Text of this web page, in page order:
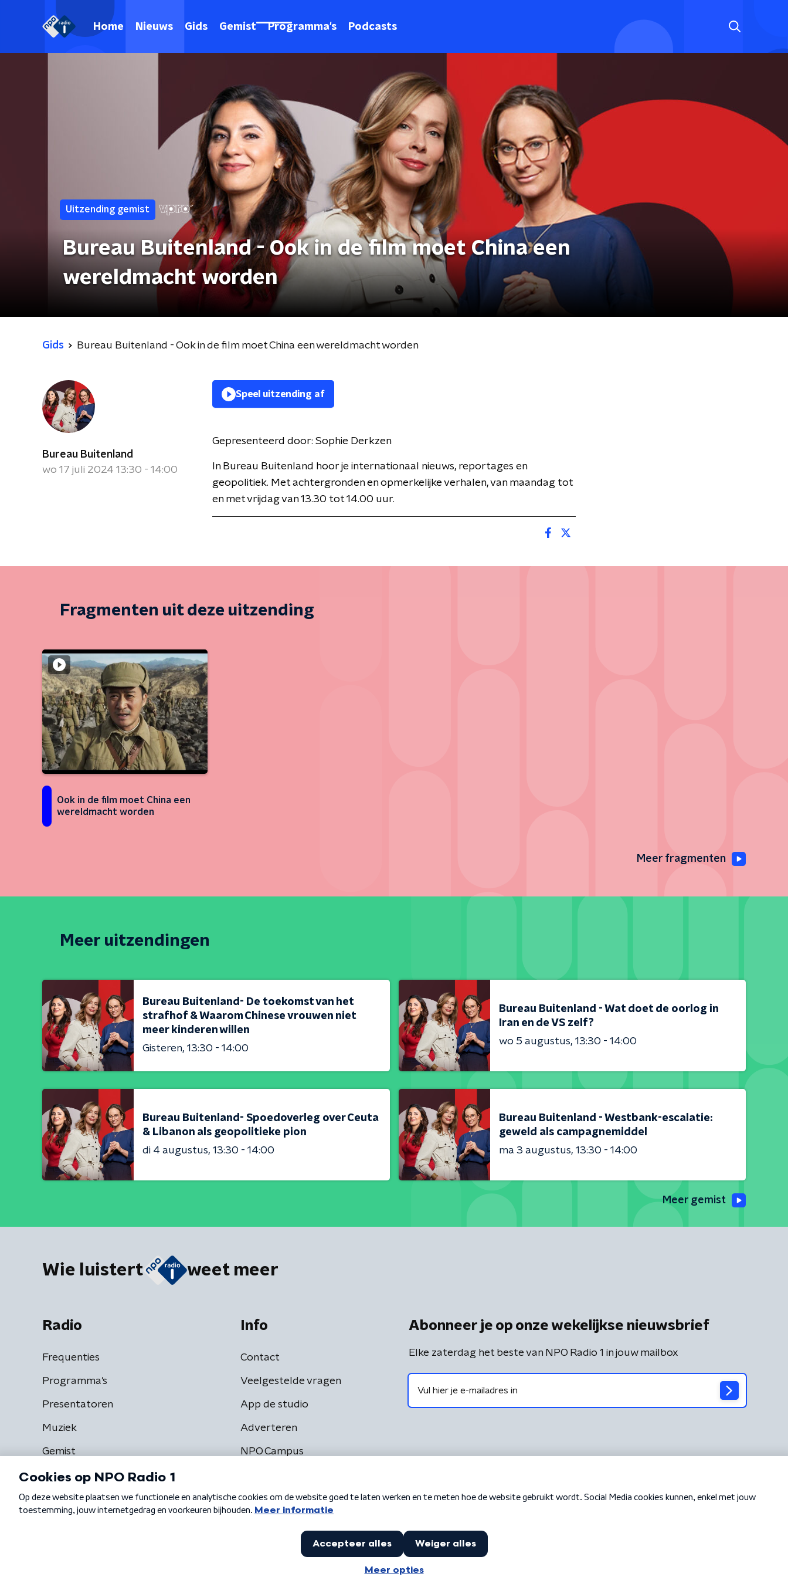
Home Nieuws Gids Gemist Programma's Podcasts
Uitzending gemist
Bureau Buitenland - Ook in de film moet China een
wereldmacht worden
Gids Bureau Buitenland - Ook in de film moet China een wereldmacht worden
Bureau Buitenland
wo 17 juli 2024 13:30 - 14:00
Speel uitzending af
Gepresenteerd door: Sophie Derkzen
In Bureau Buitenland hoor je internationaal nieuws, reportages en
geopolitiek. Met achtergronden en opmerkelijke verhalen, van maandag tot
en met vrijdag van 13.30 tot 14.00 uur.
Fragmenten uit deze uitzending
Ook in de film moet China een
wereldmacht worden
Meer fragmenten
Meer uitzendingen
Bureau Buitenland- De toekomst van het
strafhof & Waarom Chinese vrouwen niet
meer kinderen willen
Gisteren 13:30 - 14:00
Bureau Buitenland - Wat doet de oorlog in
Iran en de VS zelf?
wo 5 augustus 13:30 - 14:00
Bureau Buitenland- Spoedoverleg over Ceuta
& Libanon als geopolitieke pion
di 4 augustus 13:30 - 14:00
Bureau Buitenland - Westbank-escalatie:
geweld als campagnemiddel
ma 3 augustus 13:30 - 14:00
Meer gemist
Wie luistert weet meer
Radio
Frequenties
Programma's
Presentatoren
Muziek
Gemist
Info
Contact
Veelgestelde vragen
App de studio
Adverteren
NPO Campus
Abonneer je op onze wekelijkse nieuwsbrief
Elke zaterdag het beste van NPO Radio 1 in jouw mailbox
Algemene voorwaarden Privacybeleid